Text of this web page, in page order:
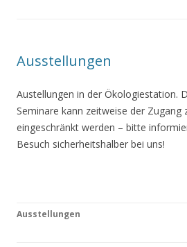
Ausstellungen
Austellungen in der Ökologiestation.
Seminare kann zeitweise der Zugang
eingeschränkt werden – bitte
Besuch sicherheitshalber bei uns!
Ausstellungen